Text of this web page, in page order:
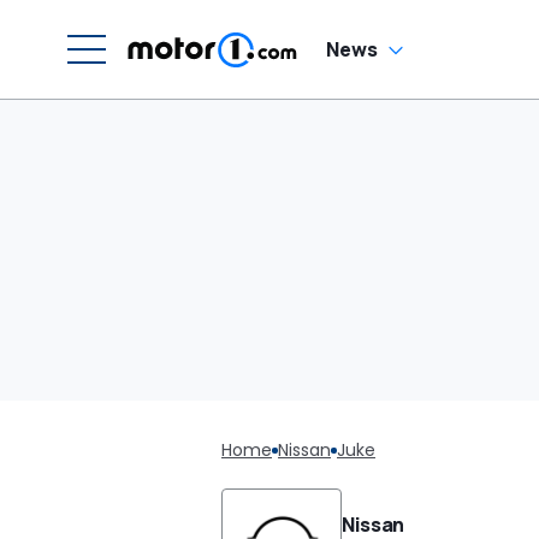
News
Home Nissan Juke
Nissan